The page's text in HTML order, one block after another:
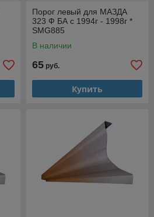
Порог левый для МАЗДА
323 Ф БА с 1994г - 1998г *
SMG885
В наличии
65 руб.
Купить